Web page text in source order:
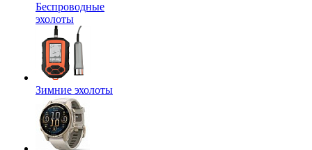
Беспроводные
эхолоты
Зимние эхолоты